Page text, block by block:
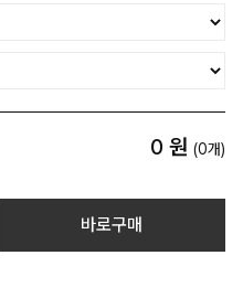
0 원 (0개)
바로구매